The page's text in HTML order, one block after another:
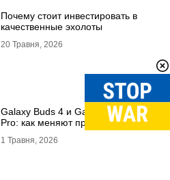
Почему стоит инвестировать в
качественные эхолоты
20 Травня, 2026
Galaxy Buds 4 и Galaxy Buds 4
Pro: как меняют привычный звук
1 Травня, 2026